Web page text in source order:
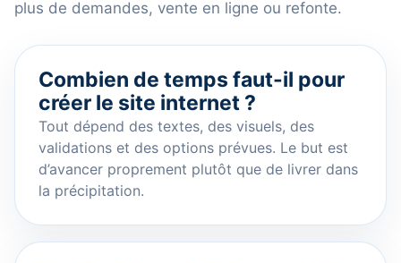
plus de demandes, vente en ligne ou refonte.
Combien de temps faut-il pour
créer le site internet ?
Tout dépend des textes, des visuels, des
validations et des options prévues. Le but est
d’avancer proprement plutôt que de livrer dans
la précipitation.